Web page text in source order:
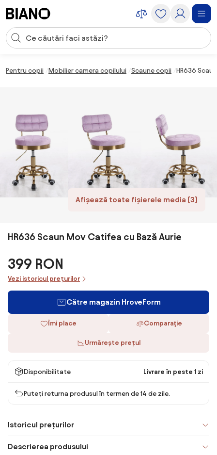
Introducerea căutării
Pentru copii Mobilier camera copilului Scaune copii HR636
Afișează toate fișierele media (3)
HR636 Scaun Mov Catifea cu Bază Aurie
399 RON
Vezi istoricul prețurilor
Către magazin HroveForm
Îmi place Comparaţie
Urmărește prețul
Disponibilitate Livrare în peste 1 zi
Puteți returna produsul în termen de 14 de zile.
Istoricul prețurilor
Descrierea produsului